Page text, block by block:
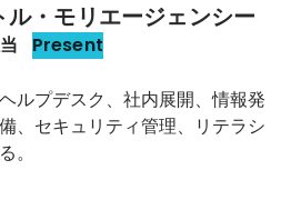
ル・モリエージェンシー
Present
ルプデスク、社内展開、情報発
、セキュリティ管理、リテラシ
。